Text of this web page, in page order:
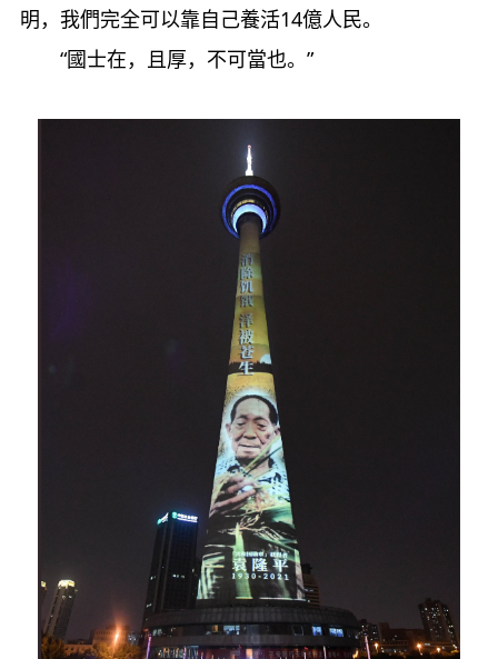
明，我們完全可以靠自己養活14億人民。
“國士在，且厚，不可當也。”